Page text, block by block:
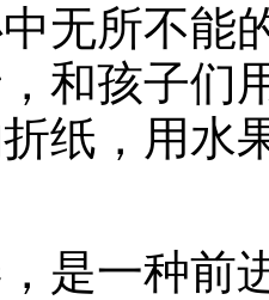
无所不能
和孩子们
纸，用水
一种前进